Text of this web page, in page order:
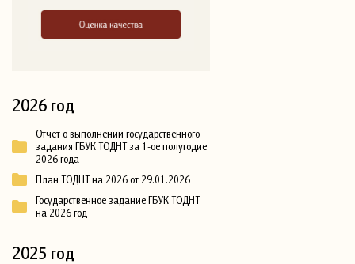
2026 год
Отчет о выполнении государственного
задания ГБУК ТОДНТ за 1-ое полугодие
2026 года
План ТОДНТ на 2026 от 29.01.2026
Государственное задание ГБУК ТОДНТ
на 2026 год
2025 год